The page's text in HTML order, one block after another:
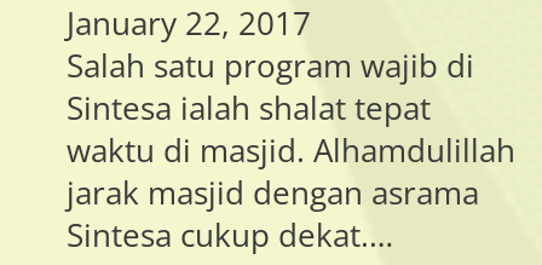
January 22, 2017
Salah satu program wajib di
Sintesa ialah shalat tepat
waktu di masjid. Alhamdulillah
jarak masjid dengan asrama
Sintesa cukup dekat.…